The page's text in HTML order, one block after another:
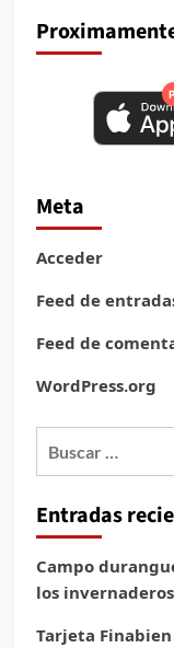
Meta
Acceder
Feed de
Feed de
WordPress.org
Entradas
Campo
los
Tarjeta